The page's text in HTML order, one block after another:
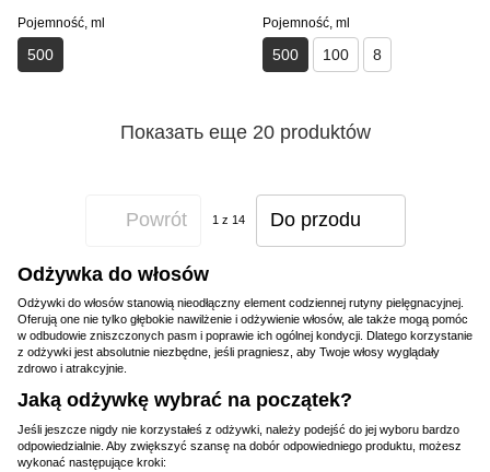
Pojemność, ml
500
Pojemność, ml
500 100 8
Показать еще 20 produktów
Powrót 1 z 14 Do przodu
Odżywka do włosów
Odżywki do włosów stanowią nieodłączny element codziennej rutyny pielęgnacyjnej.
Oferują one nie tylko głębokie nawilżenie i odżywienie włosów, ale także mogą pomóc
w odbudowie zniszczonych pasm i poprawie ich ogólnej kondycji. Dlatego korzystanie
z odżywki jest absolutnie niezbędne, jeśli pragniesz, aby Twoje włosy wyglądały
zdrowo i atrakcyjnie.
Jaką odżywkę wybrać na początek?
Jeśli jeszcze nigdy nie korzystałeś z odżywki, należy podejść do jej wyboru bardzo
odpowiedzialnie. Aby zwiększyć szansę na dobór odpowiedniego produktu, możesz
wykonać następujące kroki: